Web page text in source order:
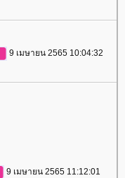
9 เมษายน 2565 10:04:32
9 เมษายน 2565 11:12:01